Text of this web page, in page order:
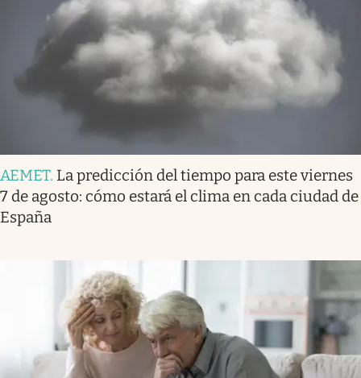
AEMET. La predicción del tiempo para este viernes
7 de agosto: cómo estará el clima en cada ciudad de
España